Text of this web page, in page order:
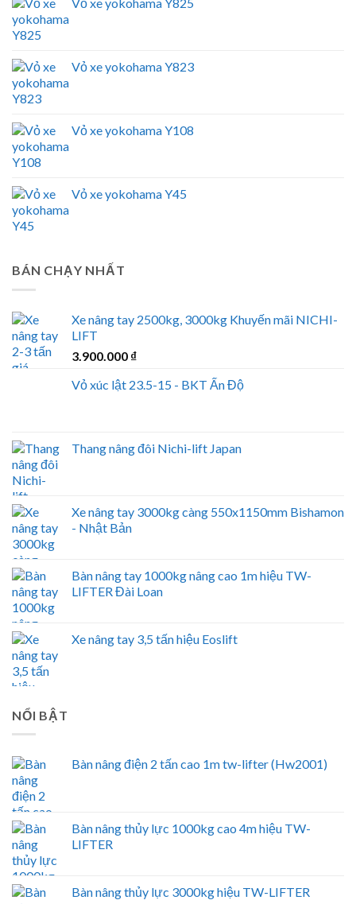
Vỏ xe yokohama Y823
Vỏ xe yokohama Y108
Vỏ xe yokohama Y45
BÁN CHẠY NHẤT
Xe nâng tay 2500kg, 3000kg Khuyến mãi NICHI-
LIFT
3.900.000 ₫
Vỏ xúc lật 23.5-15 - BKT Ấn Độ
Thang nâng đôi Nichi-lift Japan
Xe nâng tay 3000kg càng 550x1150mm Bishamon
- Nhật Bản
Bàn nâng tay 1000kg nâng cao 1m hiệu TW-
LIFTER Đài Loan
Xe nâng tay 3,5 tấn hiệu Eoslift
NỔI BẬT
Bàn nâng điện 2 tấn cao 1m tw-lifter (Hw2001)
Bàn nâng thủy lực 1000kg cao 4m hiệu TW-
LIFTER
Bàn nâng thủy lực 3000kg hiệu TW-LIFTER